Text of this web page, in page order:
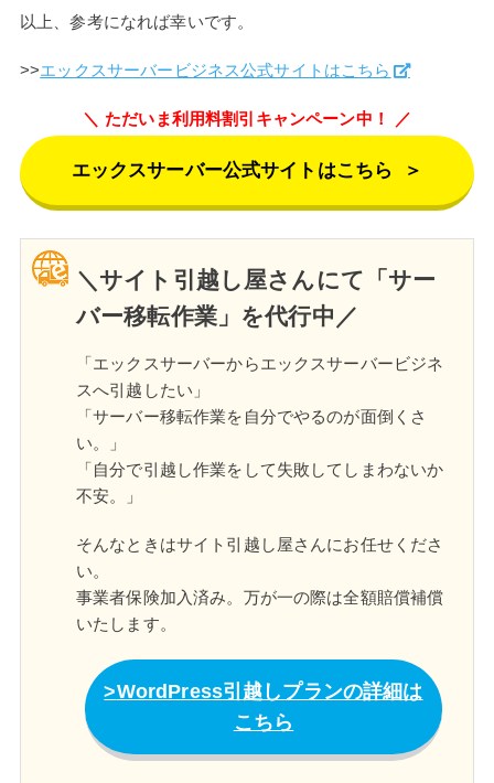
以上、参考になれば幸いです。
>>エックスサーバービジネス公式サイトはこちら
ただいま利用料割引キャンペーン中！
エックスサーバー公式サイトはこちら ＞
＼サイト引越し屋さんにて「サー
バー移転作業」を代行中／
「エックスサーバーからエックスサーバービジネ
スへ引越したい」
「サーバー移転作業を自分でやるのが面倒くさ
い。」
「自分で引越し作業をして失敗してしまわないか
不安。」
そんなときはサイト引越し屋さんにお任せくださ
い。
事業者保険加入済み。万が一の際は全額賠償補償
いたします。
WordPress引越しプランの詳細は
こちら